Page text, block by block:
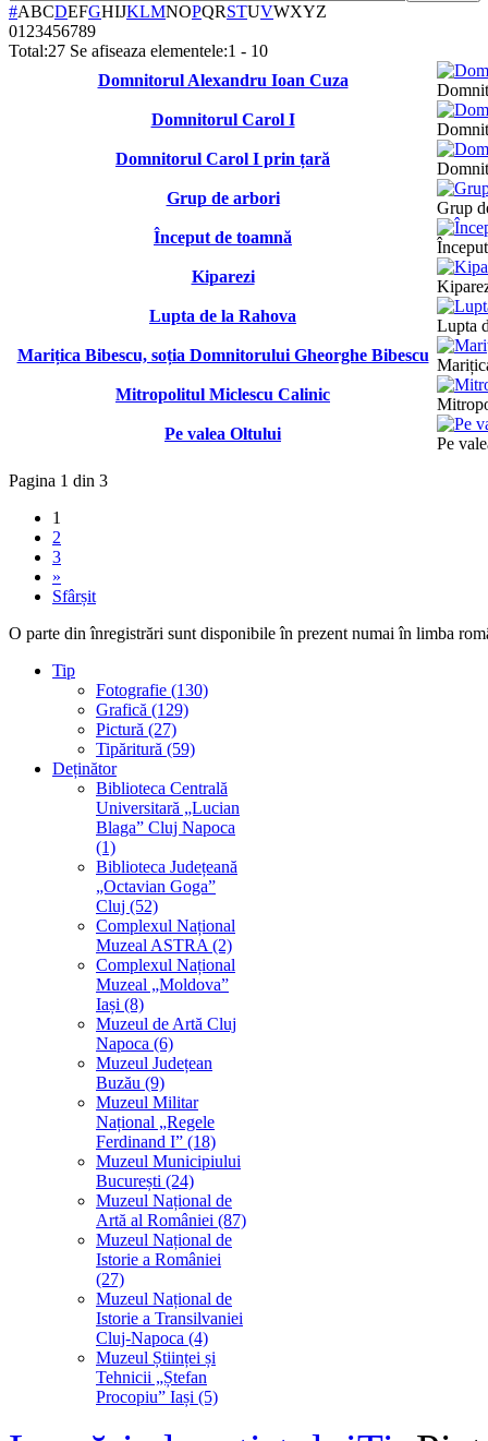
#ABCDEFGHIJKLMNOPQRSTUVWXYZ
01 23456789
Total:27 Se afiseaza elementele:1 - 10
Domnitorul Alexandru Ioan Cuza
Domnitorul Carol I
Domnitorul Carol I prin țară
Grup de arbori
Grup
Început de toamnă
Kiparezi
Lupta de la Rahova
Lupta
Marițica Bibescu, soția Domnitorului Gheorghe Bibescu
Mitropolitul Miclescu Calinic
Pe valea Oltului
Pe
Pagina 1 din 3
1
2
3
»
Sfârșit
O parte din înregistrări sunt disponibile în prezent numai în limba
Tip
Fotografie (130)
Grafică (129)
Pictură (27)
Tipăritură (59)
Deținător
Biblioteca Centrală
Universitară „Lucian
Blaga” Cluj Napoca
(1)
Biblioteca Județeană
„Octavian Goga”
Cluj (52)
Complexul Național
Muzeal ASTRA (2)
Complexul Național
Muzeal „Moldova”
Iași (8)
Muzeul de Artă Cluj
Napoca (6)
Muzeul Județean
Buzău (9)
Muzeul Militar
Național „Regele
Ferdinand I” (18)
Muzeul Municipiului
București (24)
Muzeul Național de
Artă al României (87)
Muzeul Național de
Istorie a României
(27)
Muzeul Național de
Istorie a Transilvaniei
Cluj-Napoca (4)
Muzeul Științei și
Tehnicii „Ștefan
Procopiu” Iași (5)